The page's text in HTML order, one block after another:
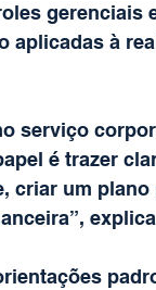
gerenciais
aplicadas à
serviço
é trazer
criar um